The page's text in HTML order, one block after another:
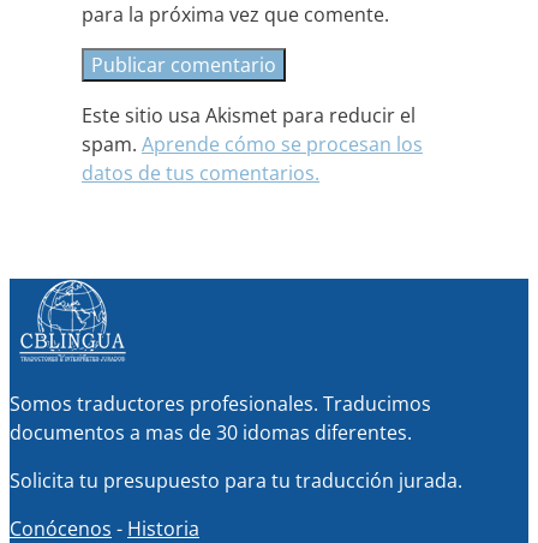
para la próxima vez que comente.
Este sitio usa Akismet para reducir el
spam. Aprende cómo se procesan los
datos de tus comentarios.
Somos traductores profesionales. Traducimos
documentos a mas de 30 idomas diferentes.
Solicita tu presupuesto para tu traducción jurada.
Conócenos - Historia